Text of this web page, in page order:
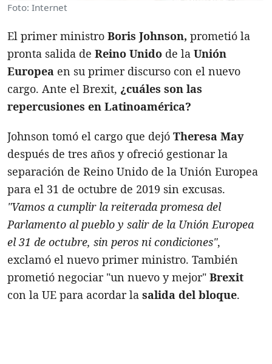
Foto: Internet
El primer ministro Boris Johnson, prometió la
pronta salida de Reino Unido de la Unión
Europea en su primer discurso con el nuevo
cargo. Ante el Brexit, ¿cuáles son las
repercusiones en Latinoamérica?
Johnson tomó el cargo que dejó Theresa May
después de tres años y ofreció gestionar la
separación de Reino Unido de la Unión Europea
para el 31 de octubre de 2019 sin excusas.
"Vamos a cumplir la reiterada promesa del
Parlamento al pueblo y salir de la Unión Europea
el 31 de octubre, sin peros ni condiciones",
exclamó el nuevo primer ministro. También
prometió negociar "un nuevo y mejor" Brexit
con la UE para acordar la salida del bloque.